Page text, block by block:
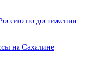
по достижении
на Сахалине